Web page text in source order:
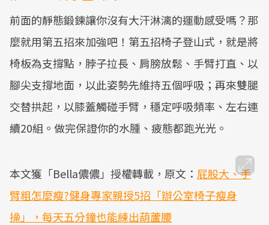
前面的靜態鍛鍊讓你沒有大汗淋漓的運動感受嗎？那
麼就用第五招來加強吧！第五招椅子登山式，就是將
椅板為支撐點，脖子拉長、肩膀放鬆、手臂打直、以
腳尖支撐地面，以此姿勢先維持五個呼吸；再來雙腿
交替拱起，以膝蓋觸碰手臂，穩定呼吸頻率、左右連
續20組。做完保證你的水腫、疲態都跑光光。
本文獲「Bella儂儂」授權轉載，原文： 屁股大、手
臂粗怎麼瘦?健身專家親授5招「辦公室椅子瘦身
操」，每天五分鐘也能練出葫蘆腰